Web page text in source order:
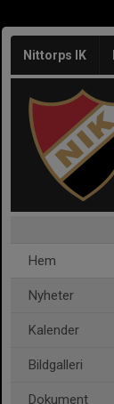
Nittorps IK
Hem
Nyheter
Kalender
Bildgalleri
Dokument